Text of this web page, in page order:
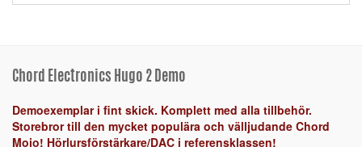
Chord Electronics Hugo 2 Demo
Demoexemplar i fint skick. Komplett med alla tillbehör.
Storebror till den mycket populära och välljudande Chord
Mojo! Hörlursförstärkare/DAC i referensklassen!